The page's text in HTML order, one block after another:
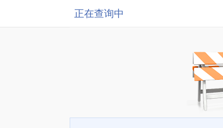
正在查询中